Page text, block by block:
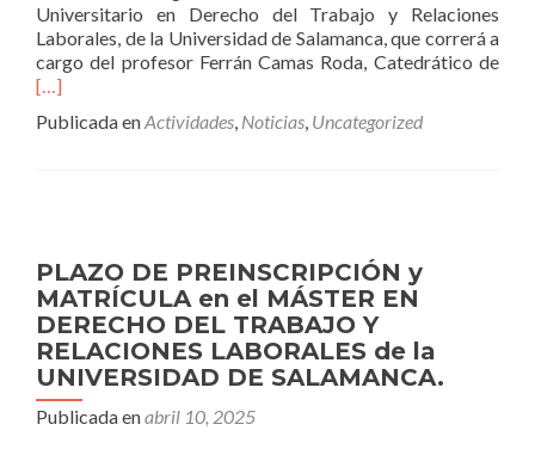
Universitario en Derecho del Trabajo y Relaciones
Laborales, de la Universidad de Salamanca, que correrá a
cargo del profesor Ferrán Camas Roda, Catedrático deLeer
[…]
Publicada enActividades, Noticias, Uncategorized
PLAZO DE PREINSCRIPCIÓN y
MATRÍCULA en el MÁSTER EN
DERECHO DEL TRABAJO Y
RELACIONES LABORALES de la
UNIVERSIDAD DE SALAMANCA.
Publicada enabril 10, 2025